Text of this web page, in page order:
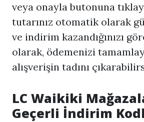
veya onayla butonuna
tutarınız otomatik olarak
ve indirim kazandığınızı
olarak, ödemenizi
alışverişin tadını
LC Waikiki
Geçerli İndirim